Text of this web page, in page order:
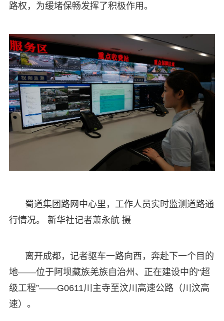
路权，为缓堵保畅发挥了积极作用。
蜀道集团路网中心里，工作人员实时监测道路通
行情况。 新华社记者萧永航 摄
离开成都，记者驱车一路向西，奔赴下一个目的
地——位于阿坝藏族羌族自治州、正在建设中的“超
级工程”——G0611川主寺至汶川高速公路（川汶高
速）。